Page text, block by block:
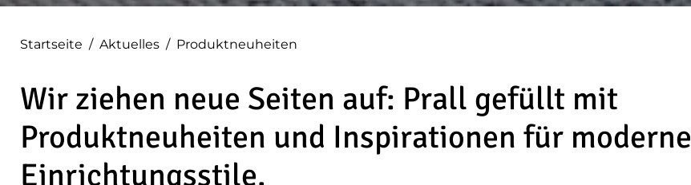
Startseite / Aktuelles / Produktneuheiten
Wir ziehen neue Seiten auf: Prall gefüllt mit
Produktneuheiten und Inspirationen für moderne
Einrichtungsstile.